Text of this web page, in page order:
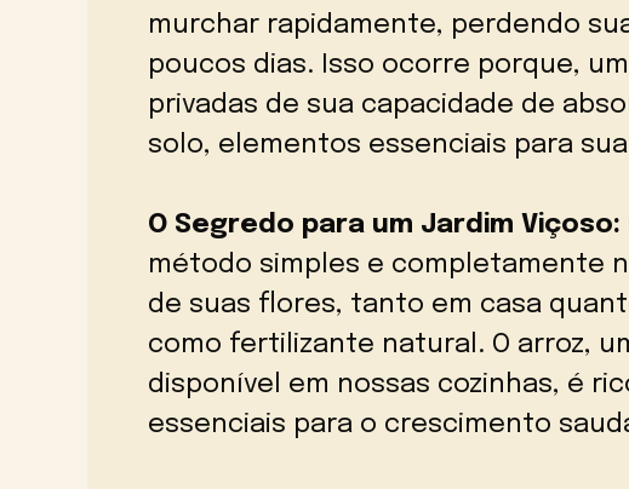
murchar rapidamente, perdendo
poucos dias. Isso ocorre porque,
privadas de sua capacidade de
solo, elementos essenciais para
O Segredo para um Jardim Viçoso:
método simples e completamente
de suas flores, tanto em casa
como fertilizante natural. O arroz,
disponível em nossas cozinhas, é
essenciais para o crescimento